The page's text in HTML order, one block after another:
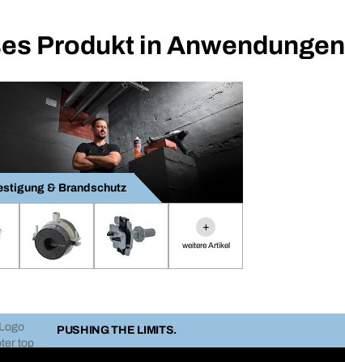
Produkt in Anwendungen
& Brandschutz
+
weitere Artikel
PUSHING THE LIMITS.